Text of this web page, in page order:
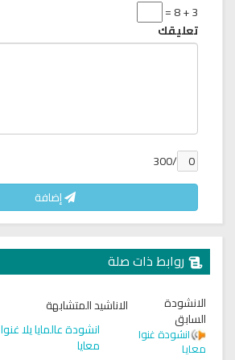
3 + 8 =
تعليقك
/300
إضافة
روابط ذات صلة
الانشودة
السابق
انشودة غنوا
معايا
الاناشيد المتشابهة
انشودة عالمايا يلا غنوا
معايا